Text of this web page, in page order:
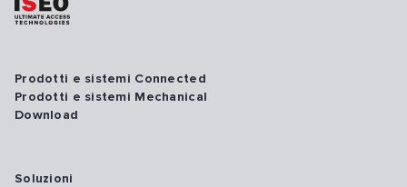
Prodotti e sistemi Connected
Prodotti e sistemi Mechanical
Download
Soluzioni